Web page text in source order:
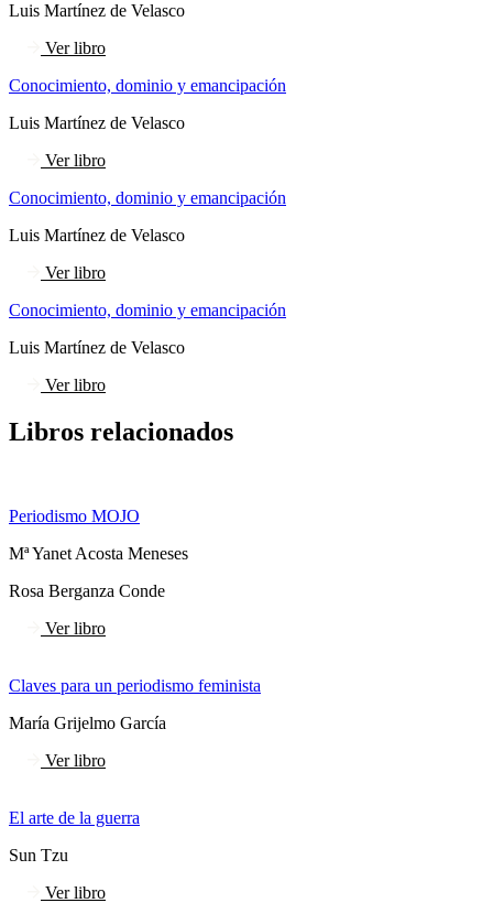
Luis Martínez de Velasco
Ver libro
Conocimiento, dominio y emancipación
Luis Martínez de Velasco
Ver libro
Conocimiento, dominio y emancipación
Luis Martínez de Velasco
Ver libro
Conocimiento, dominio y emancipación
Luis Martínez de Velasco
Ver libro
Libros relacionados
Periodismo MOJO
Mª Yanet Acosta Meneses
Rosa Berganza Conde
Ver libro
Claves para un periodismo feminista
María Grijelmo García
Ver libro
El arte de la guerra
Sun Tzu
Ver libro